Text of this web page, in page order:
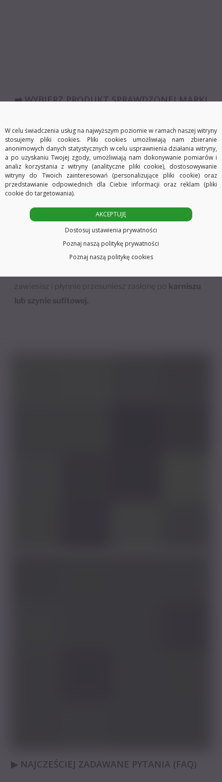
➡️ WYBIERZ PRODUKT SPRAWDZONEJ MARKI
⭐️Zasłona markiKOWALSKIto
efekt dopasowanej,dopracowanej produkcji– od
doboru tkaniny po staranne wykończenie, tak aby
dobrze wyglądała na oknie i była wygodna w
codziennym użyciu. Zasłona daje
więc pomaga ograniczyć uciążliwe światło i
poprawia prywatność. Dzięki gramaturze 230
nasz materiał premium,lepiej trzyma formę
układa się w estetyczne fale – bez efektu cienkiej
zawiesisz i płynnie przesuniesz zasłonę po karniszu
lub szynie sufitowej.
▶ NAJCZEŚCIEJ ZADAWANE PYTANIA (FAQ)
W celu świadczenia usług na najwyższym poziomie w ramach naszej witryny
stosujemy pliki cookies. Pliki cookies umożliwiają nam zbieranie
anonimowych danych statystycznych w celu usprawnienia działania witryny,
a po uzyskaniu Twojej zgody, umożliwiają nam dokonywanie pomiarów i
analiz korzystania z witryny (analityczne pliki cookie), dostosowywanie
witryny do Twoich zainteresowań (personalizujące pliki cookie) oraz
przedstawianie odpowiednich dla Ciebie informacji oraz reklam (pliki
cookie do targetowania).
AKCEPTUJĘ
Dostosuj ustawienia prywatności
Poznaj naszą politykę prywatności
Poznaj naszą politykę cookies